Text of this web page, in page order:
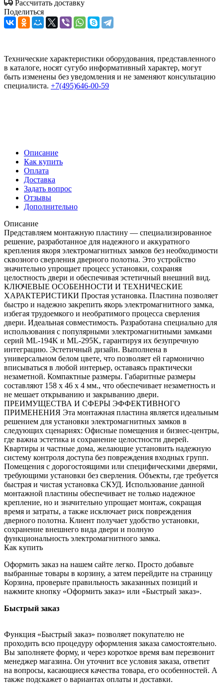
Рассчитать доставку
Поделиться
Технические характеристики оборудования, представленного
в каталоге, носят сугубо информативный характер, могут
быть изменены без уведомления и не заменяют консультацию
специалиста. +7(495)646-00-59
Описание
Как купить
Оплата
Доставка
Задать вопрос
Отзывы
Дополнительно
Описание
Представляем монтажную пластину — специализированное
решение, разработанное для надежного и аккуратного
крепления якоря электромагнитных замков без необходимости
сквозного сверления дверного полотна. Это устройство
значительно упрощает процесс установки, сохраняя
целостность двери и обеспечивая эстетичный внешний вид.
КЛЮЧЕВЫЕ ОСОБЕННОСТИ И ТЕХНИЧЕСКИЕ
ХАРАКТЕРИСТИКИ Простая установка. Пластина позволяет
быстро и надежно закрепить якорь электромагнитного замка,
избегая трудоемкого и необратимого процесса сверления
двери. Идеальная совместимость. Разработана специально для
использования с популярными электромагнитными замками
серий ML-194K и ML-295K, гарантируя их безупречную
интеграцию. Эстетичный дизайн. Выполнена в
универсальном белом цвете, что позволяет ей гармонично
вписываться в любой интерьер, оставаясь практически
незаметной. Компактные размеры. Габаритные размеры
составляют 158 x 46 x 4 мм., что обеспечивает незаметность и
не мешает открыванию и закрыванию двери.
ПРЕИМУЩЕСТВА И СФЕРЫ ЭФФЕКТИВНОГО
ПРИМЕНЕНИЯ Эта монтажная пластина является идеальным
решением для установки электромагнитных замков в
следующих сценариях: Офисные помещения и бизнес-центры,
где важна эстетика и сохранение целостности дверей.
Квартиры и частные дома, желающие установить надежную
систему контроля доступа без повреждения входных групп.
Помещения с дорогостоящими или специфическими дверями,
требующими установки без сверления. Объекты, где требуется
быстрая и чистая установка СКУД. Использование данной
монтажной пластины обеспечивает не только надежное
крепление, но и значительно упрощает монтаж, сокращая
время и затраты, а также исключает риск повреждения
дверного полотна. Клиент получает удобство установки,
сохранение внешнего вида двери и полную
функциональность электромагнитного замка.
Как купить
Оформить заказ на нашем сайте легко. Просто добавьте
выбранные товары в корзину, а затем перейдите на страницу
Корзина, проверьте правильность заказанных позиций и
нажмите кнопку «Оформить заказ» или «Быстрый заказ».
Быстрый заказ
Функция «Быстрый заказ» позволяет покупателю не
проходить всю процедуру оформления заказа самостоятельно.
Вы заполняете форму, и через короткое время вам перезвонит
менеджер магазина. Он уточнит все условия заказа, ответит
на вопросы, касающиеся качества товара, его особенностей. А
также подскажет о вариантах оплаты и доставки.